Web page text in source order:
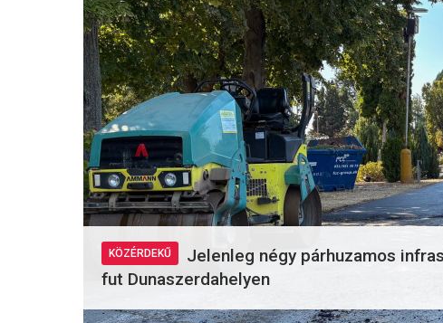
KÖZÉRDEKŰ
Jelenleg négy párhuzamos
fut Dunaszerdahelyen